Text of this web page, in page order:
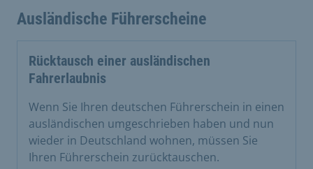
Ausländische Führerscheine
Rücktausch einer ausländischen
Fahrerlaubnis
Wenn Sie Ihren deutschen Führerschein in einen
ausländischen umgeschrieben haben und nun
wieder in Deutschland wohnen, müssen Sie
Ihren Führerschein zurücktauschen.